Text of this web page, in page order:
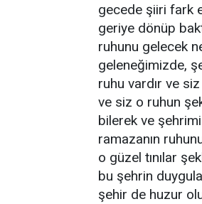
gecede şiiri fark
geriye dönüp
ruhunu gelecek
geleneğimizde,
ruhu vardır ve
ve siz o ruhun
bilerek ve
ramazanın
o güzel tınılar
bu şehrin
şehir de huzur